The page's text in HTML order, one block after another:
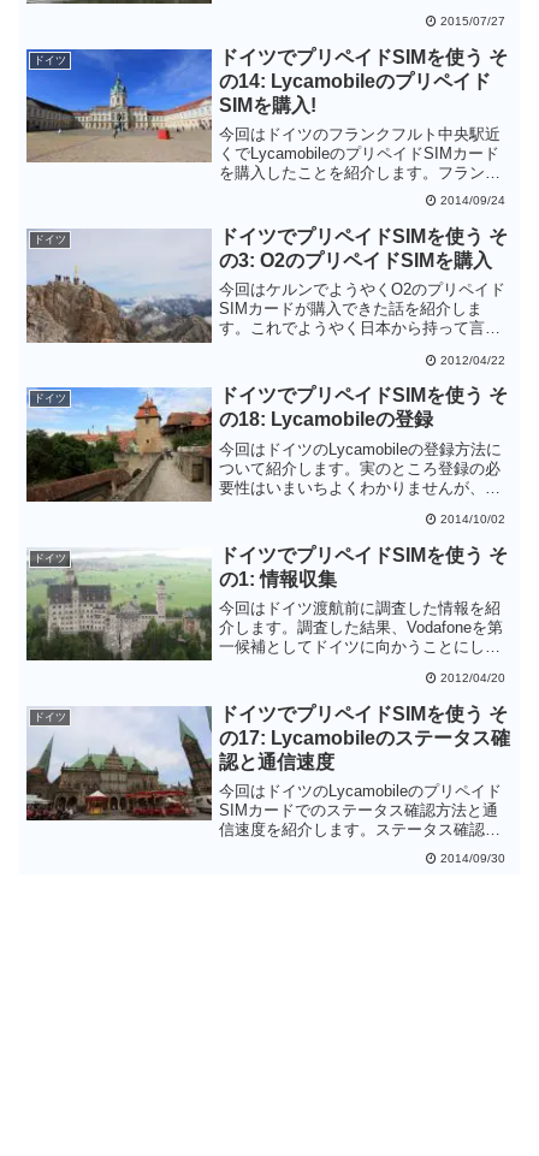
ん。複数国を旅行する方にはお勧めで
す。
ではほぼ上限の速度が出ていました。
Webサイトを見たりメールをやり取りす
る程度ならば問題はなさそうです。
2015/07/27
ドイツ
ドイツでプリペイドSIMを使う そ
の14: Lycamobileのプリペイド
SIMを購入!
今回はドイツのフランクフルト中央駅近
くでLycamobileのプリペイドSIMカード
を購入したことを紹介します。フランク
フルト中央駅からすぐですし、購入に際
して面倒な手続きもいりません。ほかの
携帯電話会社のプリペイドSIMカードも
置いてあるので空港で買う時間がなかっ
た人には良いかもしれません。
2014/09/24
ドイツ
ドイツでプリペイドSIMを使う そ
の3: O2のプリペイドSIMを購入
今回はケルンでようやくO2のプリペイド
SIMカードが購入できた話を紹介しま
す。これでようやく日本から持って言っ
2012/04/22
ドイツ
ドイツでプリペイドSIMを使う そ
の18: Lycamobileの登録
今回はドイツのLycamobileの登録方法に
ついて紹介します。実のところ登録の必
要性はいまいちよくわかりませんが、ド
しておいた方がよいでしょう。 2014/10/02
ドイツ
ドイツでプリペイドSIMを使う そ
の1: 情報収集
今回はドイツ渡航前に調査した情報を紹
介します。調査した結果、Vodafoneを第
一候補としてドイツに向かうことにしま
2012/04/20
ドイツ
ドイツでプリペイドSIMを使う そ
の17: Lycamobileのステータス確
認と通信速度
今回はドイツのLycamobileのプリペイド
SIMカードでのステータス確認方法と通
信速度を紹介します。ステータス確認な
どは、マニュアルに書いてありますしか
なり簡単で、戸惑うことはないと思いま
2014/09/30